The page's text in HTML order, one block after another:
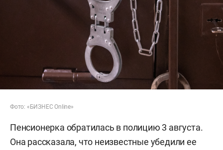
Фото: «БИЗНЕС Online»
Пенсионерка обратилась в полицию 3 августа.
Она рассказала, что неизвестные убедили ее